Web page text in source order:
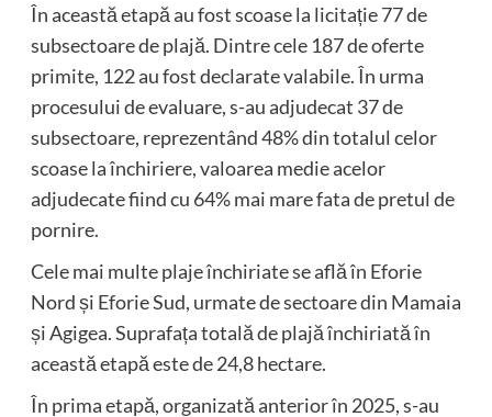
În această etapă au fost scoase la licitație 77 de
subsectoare de plajă. Dintre cele 187 de oferte
primite, 122 au fost declarate valabile. În urma
procesului de evaluare, s-au adjudecat 37 de
subsectoare, reprezentând 48% din totalul celor
scoase la închiriere, valoarea medie acelor
adjudecate fiind cu 64% mai mare fata de pretul de
pornire.
Cele mai multe plaje închiriate se află în Eforie
Nord și Eforie Sud, urmate de sectoare din Mamaia
și Agigea. Suprafața totală de plajă închiriată în
această etapă este de 24,8 hectare.
În prima etapă, organizată anterior în 2025, s-au